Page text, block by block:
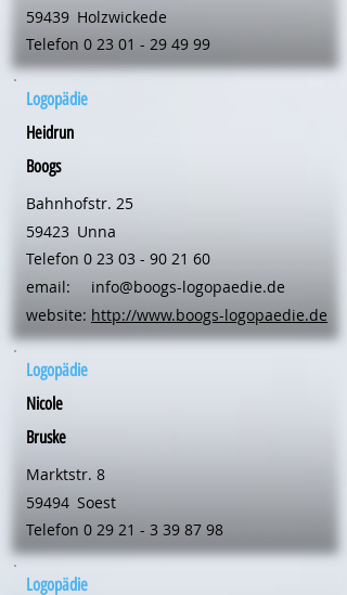
59439 Holzwickede
Telefon 0 23 01 - 29 49 99
Logopädie
Heidrun
Boogs
Bahnhofstr. 25
59423 Unna
Telefon 0 23 03 - 90 21 60
email:
website:
info@boogs-logopaedie.de
http://www.boogs-logopaedie.de
Logopädie
Nicole
Bruske
Marktstr. 8
59494 Soest
Telefon 0 29 21 - 3 39 87 98
Logopädie